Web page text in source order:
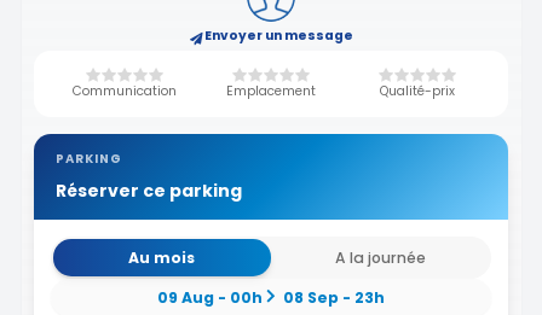
Envoyer un message
Communication Emplacement Qualité-prix
PARKING
Réserver ce parking
Au mois
A la journée
09 Aug - 00h
08 Sep - 23h